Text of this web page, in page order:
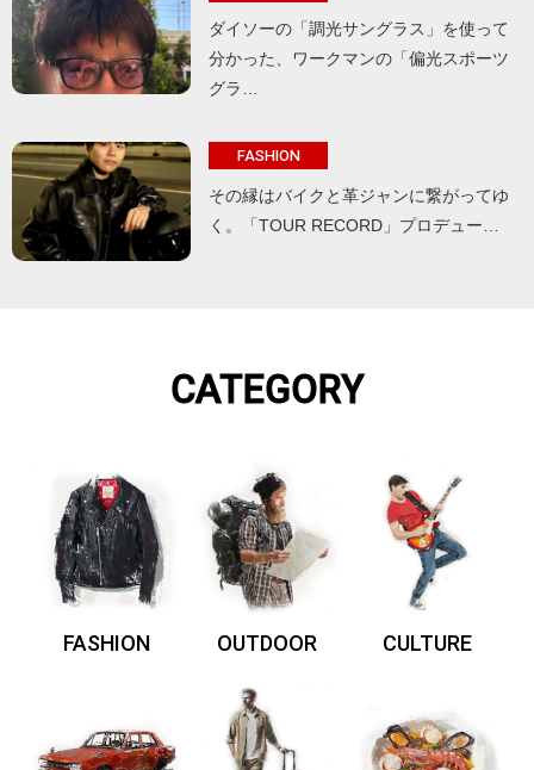
ダイソーの「調光サングラス」を使って
分かった、ワークマンの「偏光スポーツ
グラ…
FASHION
その縁はバイクと革ジャンに繋がってゆ
く。「TOUR RECORD」プロデュー…
CATEGORY
FASHION OUTDOOR CULTURE